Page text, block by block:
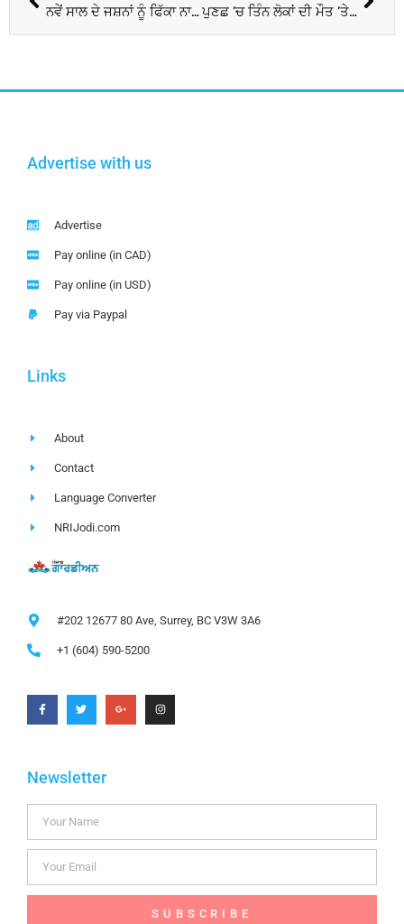
ਨਵੇਂ ਸਾਲ ਦੇ ਜਸ਼ਨਾਂ ਨੂੰ ਫਿੱਕਾ ਨਾ ਕਰ ਦੇਵੇ ਕੋਰੋਨਾ! ਲਗਾਤਾਰ ਵੱਧ ਰਹੇ ਹਨ ਮਾਮਲੇ, ਪਹਾੜਾਂ ‘ਤੇ ਸੈਲਾਨੀਆਂ ਦੀ ਭੀੜ ਵਜਾ ਰਹੀ ਖ਼ਤਰੇ ਦੀ ਘੰਟੀ ਪੁਣਛ ’ਚ ਤਿੰਨ ਲੋਕਾਂ ਦੀ ਮੌਤ ’ਤੇ ਕੋਰਟ ਆਫ ਇਨਕੁਆਇਰੀ ਦੇ ਹੁਕਮ, ਪੁਲਿਸ ਨੇ ਬੇਪਛਾਣ ਲੋਕਾਂ ਖ਼ਿਲਾਫ਼ ਦਰਜ ਕੀਤਾ ਹੱਤਿਆ ਦਾ ਮਾਮਲਾ
Advertise with us
Advertise
Pay online (in CAD)
Pay online (in USD)
Pay via Paypal
Links
About
Contact
Language Converter
NRIJodi.com
#202 12677 80 Ave, Surrey, BC V3W 3A6
+1 (604) 590-5200
Newsletter
SUBSCRIBE